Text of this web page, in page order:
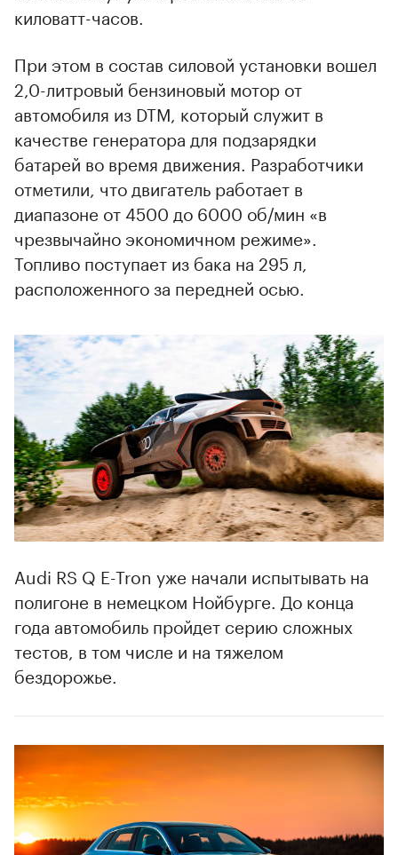
киловатт-часов.
При этом в состав силовой установки вошел
2,0-литровый бензиновый мотор от
автомобиля из DTM, который служит в
качестве генератора для подзарядки
батарей во время движения. Разработчики
отметили, что двигатель работает в
диапазоне от 4500 до 6000 об/мин «в
чрезвычайно экономичном режиме».
Топливо поступает из бака на 295 л,
расположенного за передней осью.
Audi RS Q E-Tron уже начали испытывать на
полигоне в немецком Нойбурге. До конца
года автомобиль пройдет серию сложных
тестов, в том числе и на тяжелом
бездорожье.